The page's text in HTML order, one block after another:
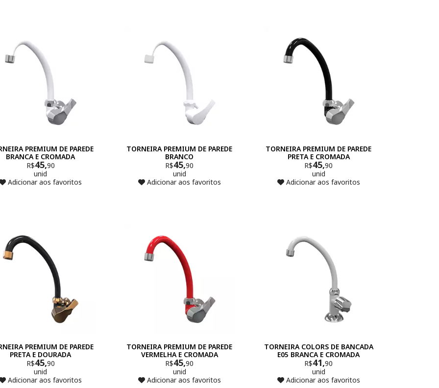
PREMIUM DE PAREDE
BRANCA E CROMADA
R$45,90
unid
Adicionar aos favoritos
TORNEIRA PREMIUM DE PAREDE
BRANCO
R$45,90
unid
Adicionar aos favoritos
TORNEIRA PREMIUM DE PAREDE
PRETA E CROMADA
R$45,90
unid
Adicionar aos favoritos
PREMIUM DE PAREDE
PRETA E DOURADA
R$45,90
unid
Adicionar aos favoritos
TORNEIRA PREMIUM DE PAREDE
VERMELHA E CROMADA
R$45,90
unid
Adicionar aos favoritos
TORNEIRA COLORS DE BANCADA
E05 BRANCA E CROMADA
R$41,90
unid
Adicionar aos favoritos